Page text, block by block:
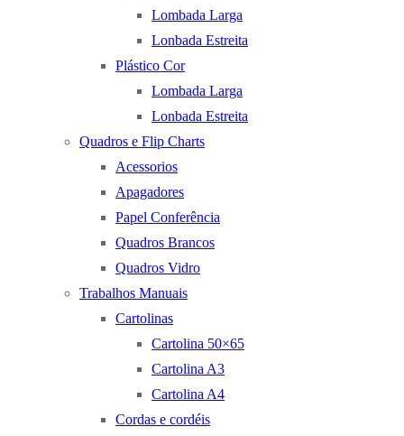
Lombada Larga
Lonbada Estreita
Plástico Cor
Lombada Larga
Lonbada Estreita
Quadros e Flip Charts
Acessorios
Apagadores
Papel Conferência
Quadros Brancos
Quadros Vidro
Trabalhos Manuais
Cartolinas
Cartolina 50×65
Cartolina A3
Cartolina A4
Cordas e cordéis